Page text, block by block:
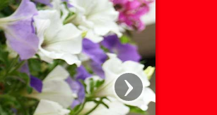
›